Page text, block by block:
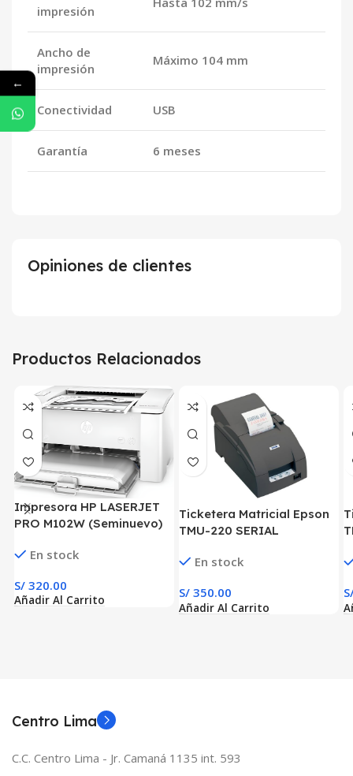
impresión
Ancho de
impresión
Máximo 104 mm
Conectividad USB
Garantía 6 meses
Opiniones de clientes
Productos Relacionados
Impresora HP LASERJET
PRO M102W (Seminuevo)
En stock
S/ 320.00
Añadir Al Carrito
Ticketera Matricial Epson
TMU-220 SERIAL
En stock
S/ 350.00
Añadir Al Carrito
Centro Lima
C.C. Centro Lima - Jr. Camaná 1135 int. 593
←